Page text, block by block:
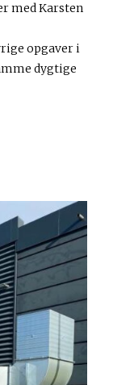
med Karsten
opgaver i
dygtige